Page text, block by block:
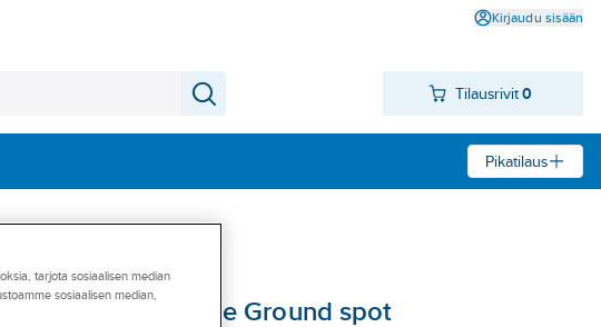
Kirjaudu sisään
Tilausrivit0
Pikatilaus
Konstsmide Ground spot
tarjota sosiaalisen median
sosiaalisen median,